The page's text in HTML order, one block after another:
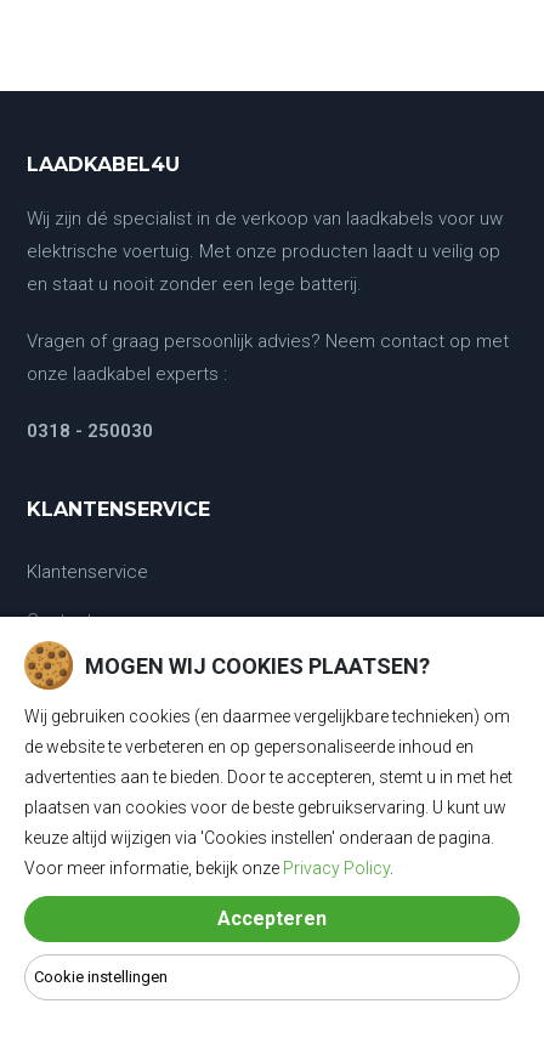
LAADKABEL4U
Wij zijn dé specialist in de verkoop van laadkabels voor uw
elektrische voertuig. Met onze producten laadt u veilig op
en staat u nooit zonder een lege batterij.
Vragen of graag persoonlijk advies? Neem contact op met
onze laadkabel experts :
0318 - 250030
KLANTENSERVICE
Klantenservice
Contact
Retour & ruilen
Garantie
Klachtenregeling
Disclaimer & Privacy Statement
Algemene voorwaarden
Cookie instellingen
POPULAIR
MOGEN WIJ COOKIES PLAATSEN?
Wij gebruiken cookies (en daarmee vergelijkbare technieken) om
de website te verbeteren en op gepersonaliseerde inhoud en
advertenties aan te bieden. Door te accepteren, stemt u in met het
plaatsen van cookies voor de beste gebruikservaring. U kunt uw
keuze altijd wijzigen via 'Cookies instellen' onderaan de pagina.
Voor meer informatie, bekijk onze Privacy Policy.
Accepteren
Cookie instellingen